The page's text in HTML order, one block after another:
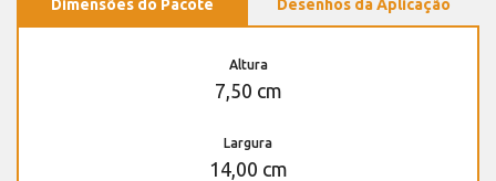
Dimensões do Pacote Desenhos da Aplicação
Altura
7,50 cm
Largura
14,00 cm